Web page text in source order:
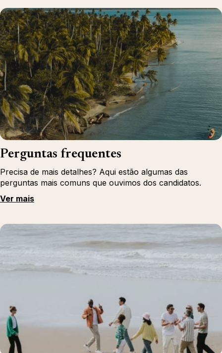
Perguntas frequentes
Precisa de mais detalhes? Aqui estão algumas das
perguntas mais comuns que ouvimos dos candidatos.
Ver mais